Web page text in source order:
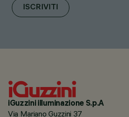
ISCRIVITI
iGuzzini illuminazione S.p.A
Via Mariano Guzzini 37